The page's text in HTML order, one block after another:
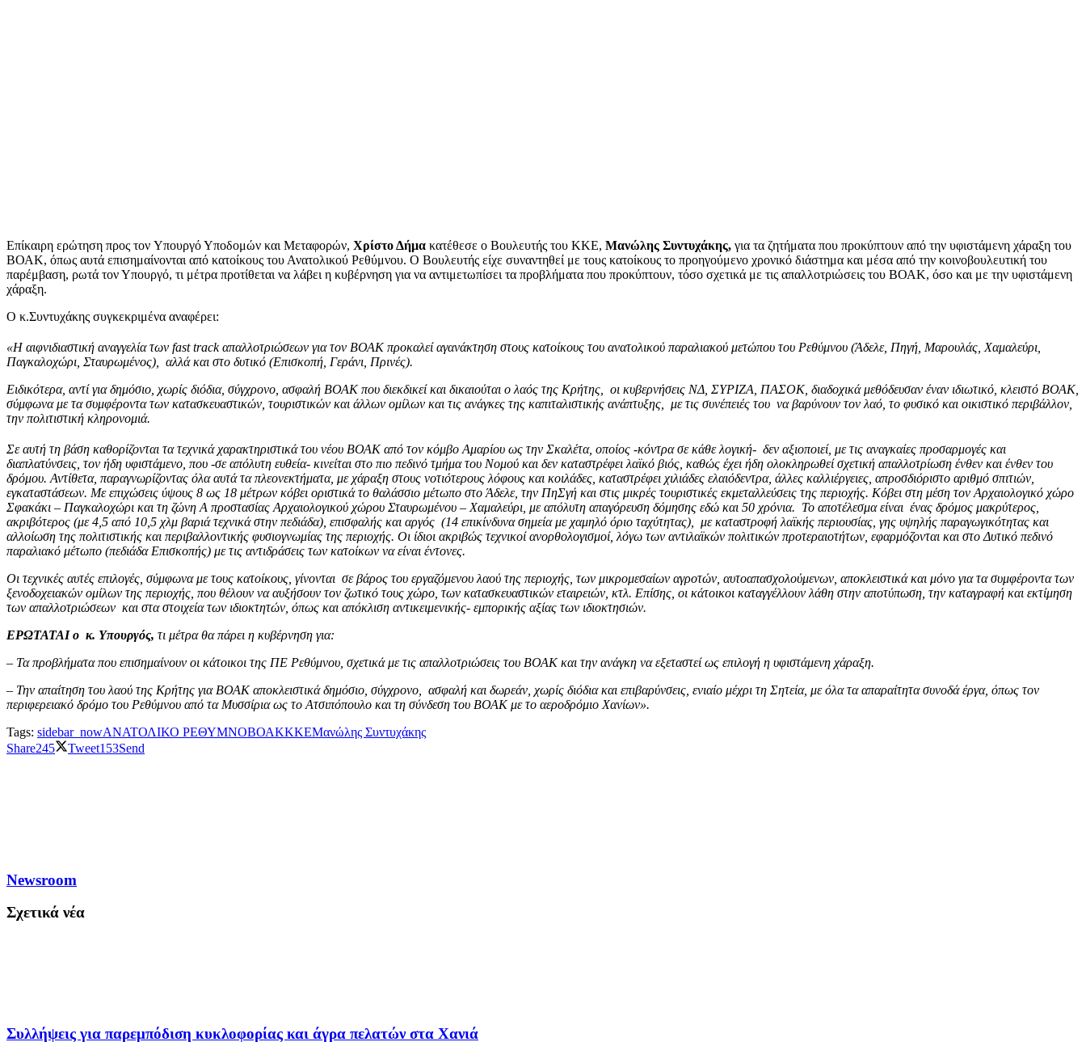
Επίκαιρη ερώτηση προς τον Υπουργό Υποδομών και Μεταφορών, Χρίστο Δήμα κατέθεσε ο Βουλευτής του ΚΚΕ, Μανώλης Συντυχάκης, για τα ζητήματα που προκύπτουν από την υφιστάμενη χάραξη του
ΒΟΑΚ, όπως αυτά επισημαίνονται από κατοίκους του Ανατολικού Ρεθύμνου. Ο Βουλευτής είχε συναντηθεί με τους κατοίκους το προηγούμενο χρονικό διάστημα και μέσα από την κοινοβουλευτική του
παρέμβαση, ρωτά τον Υπουργό, τι μέτρα προτίθεται να λάβει η κυβέρνηση για να αντιμετωπίσει τα προβλήματα που προκύπτουν, τόσο σχετικά με τις απαλλοτριώσεις του ΒΟΑΚ, όσο και με την υφιστάμενη
χάραξη.
Ο κ.Συντυχάκης συγκεκριμένα αναφέρει:
«Η αιφνιδιαστική αναγγελία των fast track απαλλοτριώσεων για τον ΒΟΑΚ προκαλεί αγανάκτηση στους κατοίκους του ανατολικού παραλιακού μετώπου του Ρεθύμνου (Άδελε, Πηγή, Μαρουλάς, Χαμαλεύρι,
Παγκαλοχώρι, Σταυρωμένος), αλλά και στο δυτικό (Επισκοπή, Γεράνι, Πρινές).
Ειδικότερα, αντί για δημόσιο, χωρίς διόδια, σύγχρονο, ασφαλή ΒΟΑΚ που διεκδικεί και δικαιούται ο λαός της Κρήτης, οι κυβερνήσεις ΝΔ, ΣΥΡΙΖΑ, ΠΑΣΟΚ, διαδοχικά μεθόδευσαν έναν ιδιωτικό, κλειστό ΒΟΑΚ,
σύμφωνα με τα συμφέροντα των κατασκευαστικών, τουριστικών και άλλων ομίλων και τις ανάγκες της καπιταλιστικής ανάπτυξης, με τις συνέπειές του να βαρύνουν τον λαό, το φυσικό και οικιστικό περιβάλλον,
την πολιτιστική κληρονομιά.
Σε αυτή τη βάση καθορίζονται τα τεχνικά χαρακτηριστικά του νέου ΒΟΑΚ από τον κόμβο Αμαρίου ως την Σκαλέτα, οποίος -κόντρα σε κάθε λογική- δεν αξιοποιεί, με τις αναγκαίες προσαρμογές και
διαπλατύνσεις, τον ήδη υφιστάμενο, που -σε απόλυτη ευθεία- κινείται στο πιο πεδινό τμήμα του Νομού και δεν καταστρέφει λαϊκό βιός, καθώς έχει ήδη ολοκληρωθεί σχετική απαλλοτρίωση ένθεν και ένθεν του
δρόμου. Αντίθετα, παραγνωρίζοντας όλα αυτά τα πλεονεκτήματα, με χάραξη στους νοτιότερους λόφους και κοιλάδες, καταστρέφει χιλιάδες ελαιόδεντρα, άλλες καλλιέργειες, απροσδιόριστο αριθμό σπιτιών,
εγκαταστάσεων. Με επιχώσεις ύψους 8 ως 18 μέτρων κόβει οριστικά το θαλάσσιο μέτωπο στο Άδελε, την ΠηΣγή και στις μικρές τουριστικές εκμεταλλεύσεις της περιοχής. Κόβει στη μέση τον Αρχαιολογικό χώρο
Σφακάκι – Παγκαλοχώρι και τη ζώνη Α προστασίας Αρχαιολογικού χώρου Σταυρωμένου – Χαμαλεύρι, με απόλυτη απαγόρευση δόμησης εδώ και 50 χρόνια. Το αποτέλεσμα είναι ένας δρόμος μακρύτερος,
ακριβότερος (με 4,5 από 10,5 χλμ βαριά τεχνικά στην πεδιάδα), επισφαλής και αργός (14 επικίνδυνα σημεία με χαμηλό όριο ταχύτητας), με καταστροφή λαϊκής περιουσίας, γης υψηλής παραγωγικότητας και
αλλοίωση της πολιτιστικής και περιβαλλοντικής φυσιογνωμίας της περιοχής. Οι ίδιοι ακριβώς τεχνικοί ανορθολογισμοί, λόγω των αντιλαϊκών πολιτικών προτεραιοτήτων, εφαρμόζονται και στο Δυτικό πεδινό
παραλιακό μέτωπο (πεδιάδα Επισκοπής) με τις αντιδράσεις των κατοίκων να είναι έντονες.
Οι τεχνικές αυτές επιλογές, σύμφωνα με τους κατοίκους, γίνονται σε βάρος του εργαζόμενου λαού της περιοχής, των μικρομεσαίων αγροτών, αυτοαπασχολούμενων, αποκλειστικά και μόνο για τα συμφέροντα των
ξενοδοχειακών ομίλων της περιοχής, που θέλουν να αυξήσουν τον ζωτικό τους χώρο, των κατασκευαστικών εταιρειών, κτλ. Επίσης, οι κάτοικοι καταγγέλλουν λάθη στην αποτύπωση, την καταγραφή και εκτίμηση
των απαλλοτριώσεων και στα στοιχεία των ιδιοκτητών, όπως και απόκλιση αντικειμενικής- εμπορικής αξίας των ιδιοκτησιών.
ΕΡΩΤΑΤΑΙ ο κ. Υπουργός, τι μέτρα θα πάρει η κυβέρνηση για:
– Τα προβλήματα που επισημαίνουν οι κάτοικοι της ΠΕ Ρεθύμνου, σχετικά με τις απαλλοτριώσεις του ΒΟΑΚ και την ανάγκη να εξεταστεί ως επιλογή η υφιστάμενη χάραξη.
– Την απαίτηση του λαού της Κρήτης για ΒΟΑΚ αποκλειστικά δημόσιο, σύγχρονο, ασφαλή και δωρεάν, χωρίς διόδια και επιβαρύνσεις, ενιαίο μέχρι τη Σητεία, με όλα τα απαραίτητα συνοδά έργα, όπως τον
περιφερειακό δρόμο του Ρεθύμνου από τα Μυσσίρια ως το Ατσιπόπουλο και τη σύνδεση του ΒΟΑΚ με το αεροδρόμιο Χανίων».
Tags: sidebar_nowΑΝΑΤΟΛΙΚΟ ΡΕΘΥΜΝΟΒΟΑΚΚΚΕΜανώλης Συντυχάκης
Share245 Tweet153Send
Newsroom
Σχετικά νέα
Συλλήψεις για παρεμπόδιση κυκλοφορίας και άγρα πελατών στα Χανιά